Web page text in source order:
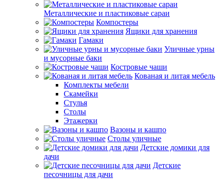
Металлические и пластиковые сараи
Компостеры
Ящики для хранения
Гамаки
Уличные урны
и мусорные баки
Костровые чаши
Кованая и литая мебель
Комплекты мебели
Скамейки
Стулья
Столы
Этажерки
Вазоны и кашпо
Столы уличные
Детские домики для
дачи
Детские
песочницы для дачи